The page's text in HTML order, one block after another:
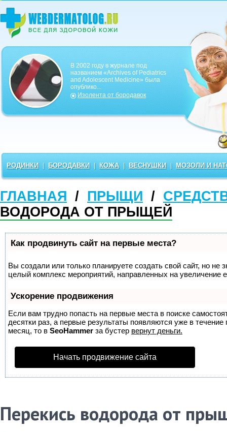
В 2002 году в журнале под
названием «Archives of Pediatrics
and Adolescent Medicine» была
опублико...
Изолента от бородавок
РОДИНКИ | БОРОДАВКИ | КОЖА | ВЕСНУШКИ | МОЗОЛИ И
ГЛАВНАЯ / ПРЫЩИ /
ВОДОРОДА ОТ ПРЫЩЕЙ
Как продвинуть сайт на первые места?
Вы создали или только планируете создать свой сайт, но не
целый комплекс мероприятий, направленных на увеличение
Ускорение продвижения
Если вам трудно попасть на первые места в поиске
десятки раз, а первые результаты появляются уже в
месяц, то в SeoHammer за бустер вернут деньги.
Начать продвижение сайта
Перекись водорода от